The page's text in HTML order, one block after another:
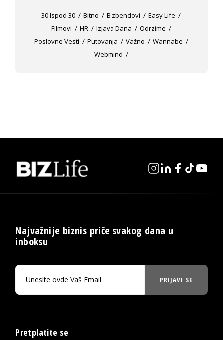
30 Ispod 30 Bitno Bizbendovi
Easy Life
Filmovi
HR Izjava Dana
Odrzime
Poslovne Vesti
Putovanja Važno
Wannabe
Webmind
Najvažnije biznis priče svakog dana u
inboksu
PRIJAVI SE
Pretplatite se